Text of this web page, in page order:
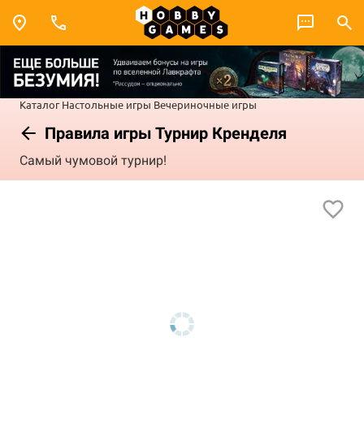
Каталог Настольные игры Вечериночные игры
Правила игры Турнир Кренделя
Самый чумовой турнир!